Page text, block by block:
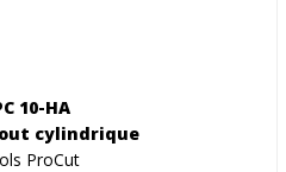
10-HA
cylindrique
ProCut